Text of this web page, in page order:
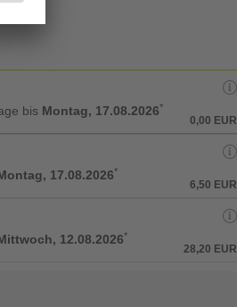
bis Montag, 17.08.2026*
0,00 EUR
17.08.2026*
6,50 EUR
12.08.2026*
28,20 EUR